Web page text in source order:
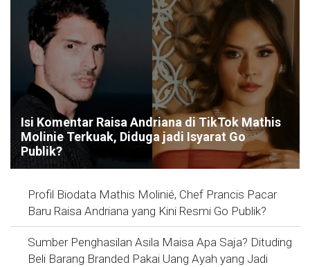
Isi Komentar Raisa Andriana di TikTok Mathis
Molinie Terkuak, Diduga jadi Isyarat Go
Publik?
Profil Biodata Mathis Molinié, Chef Prancis Pacar
Baru Raisa Andriana yang Kini Resmi Go Publik?
Sumber Penghasilan Asila Maisa Apa Saja? Dituding
Beli Barang Branded Pakai Uang Ayah yang Jadi